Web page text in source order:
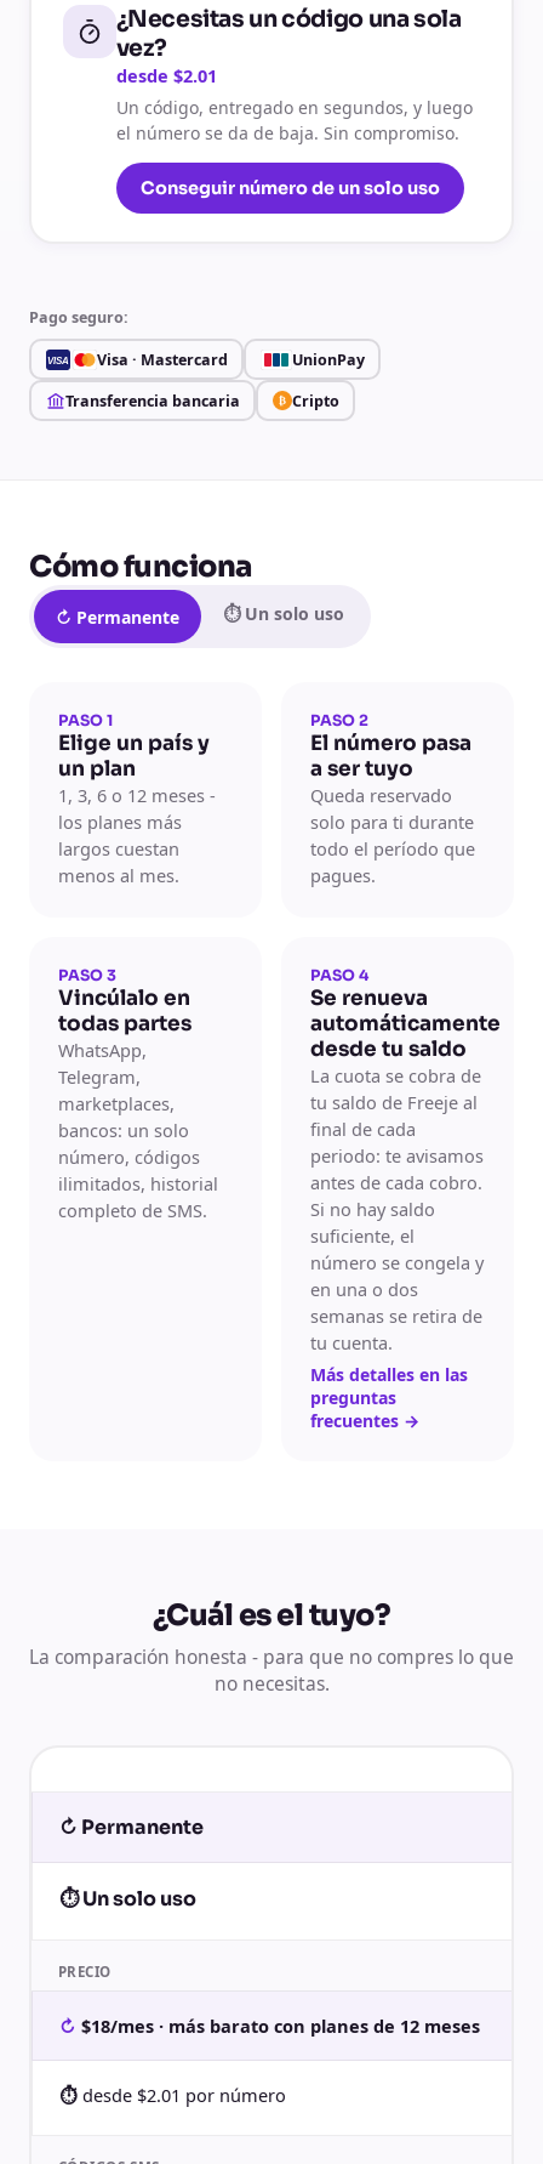
¿Necesitas un código una sola
vez?
desde $2.01
Un código, entregado en segundos, y luego
el número se da de baja. Sin compromiso.
Conseguir número de un solo uso
Pago seguro:
VISA Visa · Mastercard
UnionPay
Transferencia bancaria
₿ Cripto
Cómo funciona
↻ Permanente ⏱ Un solo uso
PASO 1
Elige un país y
un plan
1, 3, 6 o 12 meses -
los planes más
largos cuestan
menos al mes.
PASO 2
El número pasa
a ser tuyo
Queda reservado
solo para ti durante
todo el período que
pagues.
PASO 3
Vincúlalo en
todas partes
WhatsApp,
Telegram,
marketplaces,
bancos: un solo
número, códigos
ilimitados, historial
completo de SMS.
PASO 4
Se renueva
automáticamente
desde tu saldo
La cuota se cobra de
tu saldo de Freeje al
final de cada
periodo: te avisamos
antes de cada cobro.
Si no hay saldo
suficiente, el
número se congela y
en una o dos
semanas se retira de
tu cuenta.
Más detalles en las
preguntas
frecuentes →
¿Cuál es el tuyo?
La comparación honesta - para que no compres lo que
no necesitas.
↻ Permanente
⏱ Un solo uso
PRECIO
$18/mes · más barato con planes de 12 meses
desde $2.01 por número